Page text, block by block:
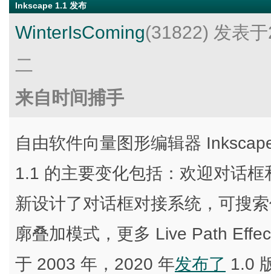
Inkscape 1.1 发布
WinterIsComing(31822) 发表
二
来自时间捕手
自由软件向量图形编辑器
1.1 的主要变化包括：欢迎对话
新设计了对话框对接系统，可搜
廓叠加模式，更多 Live Path
于 2003 年，2020 年发布了 1.0